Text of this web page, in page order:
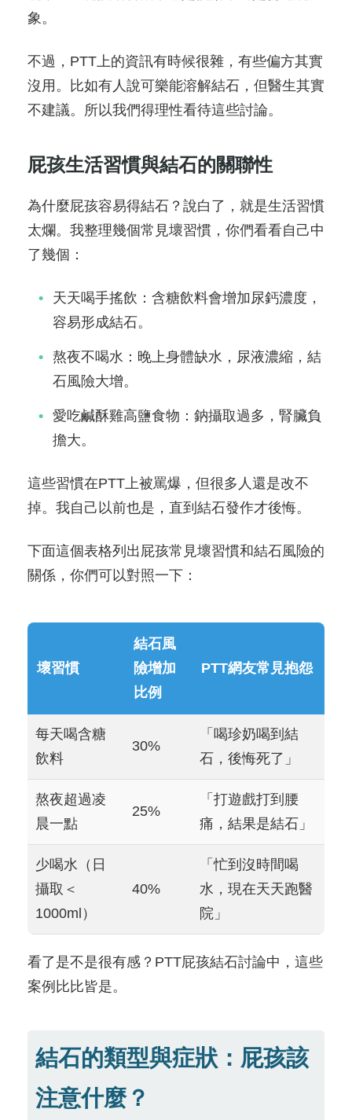
象。
不過，PTT上的資訊有時候很雜，有些偏方其實
沒用。比如有人說可樂能溶解結石，但醫生其實
不建議。所以我們得理性看待這些討論。
屁孩生活習慣與結石的關聯性
為什麼屁孩容易得結石？說白了，就是生活習慣
太爛。我整理幾個常見壞習慣，你們看看自己中
了幾個：
天天喝手搖飲：含糖飲料會增加尿鈣濃度，
容易形成結石。
熬夜不喝水：晚上身體缺水，尿液濃縮，結
石風險大增。
愛吃鹹酥雞高鹽食物：鈉攝取過多，腎臟負
擔大。
這些習慣在PTT上被罵爆，但很多人還是改不
掉。我自己以前也是，直到結石發作才後悔。
下面這個表格列出屁孩常見壞習慣和結石風險的
關係，你們可以對照一下：
壞習慣
結石風
險增加
比例
PTT網友常見抱怨
每天喝含糖
飲料
30%
「喝珍奶喝到結
石，後悔死了」
熬夜超過凌
晨一點
25%
「打遊戲打到腰
痛，結果是結石」
少喝水（日
攝取＜
1000ml）
40%
「忙到沒時間喝
水，現在天天跑醫
院」
看了是不是很有感？PTT屁孩結石討論中，這些
案例比比皆是。
結石的類型與症狀：屁孩該
注意什麼？